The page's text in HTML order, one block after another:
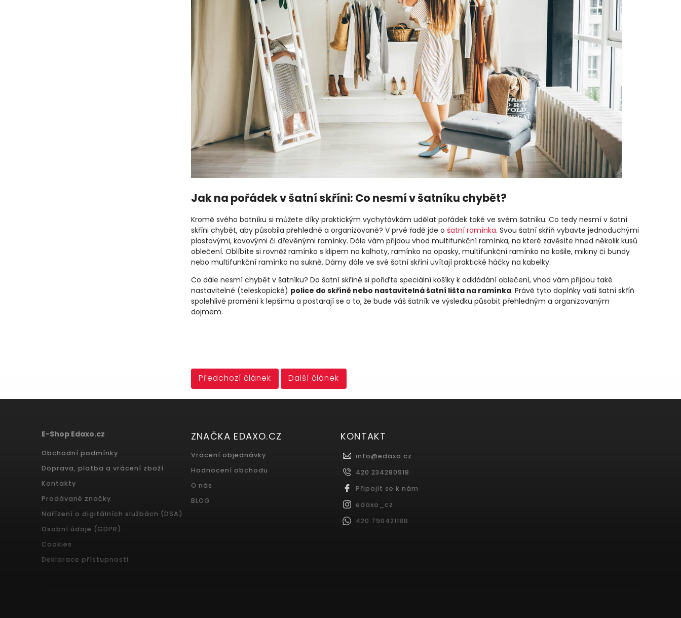
Jak na pořádek v šatní skříni: Co nesmí v šatníku chybět?
Kromě svého botníku si můžete díky praktickým vychytávkám udělat pořádek také ve svém šatníku. Co tedy nesmí v šatní
skříni chybět, aby působila přehledně a organizovaně? V prvé řadě jde o šatní ramínka. Svou šatní skříň vybavte jednoduchými
plastovými, kovovými či dřevěnými ramínky. Dále vám přijdou vhod multifunkční ramínka, na které zavěsíte hned několik kusů
oblečení. Oblíbíte si rovněž ramínko s klipem na kalhoty, ramínko na opasky, multifunkční ramínko na košile, mikiny či bundy
nebo multifunkční ramínko na sukně. Dámy dále ve své šatní skříni uvítají praktické háčky na kabelky.
Co dále nesmí chybět v šatníku? Do šatní skříně si pořiďte speciální košíky k odkládání oblečení, vhod vám přijdou také
nastavitelné (teleskopické) police do skříně nebo nastavitelná šatní lišta na ramínka. Právě tyto doplňky vaši šatní skříň
spolehlivě promění k lepšímu a postarají se o to, že bude váš šatník ve výsledku působit přehledným a organizovaným
dojmem.
Předchozí článek Další článek
E-Shop Edaxo.cz
Obchodní podmínky
Doprava, platba a vrácení zboží
Kontakty
Prodávané značky
Nařízení o digitálních službách (DSA)
Osobní údaje (GDPR)
Cookies
Deklarace přístupnosti
ZNAČKA EDAXO.CZ
Vrácení objednávky
Hodnocení obchodu
O nás
BLOG
KONTAKT
info@edaxo.cz
420 234280918
Připojit se k nám
edaxo_cz
420 790421188